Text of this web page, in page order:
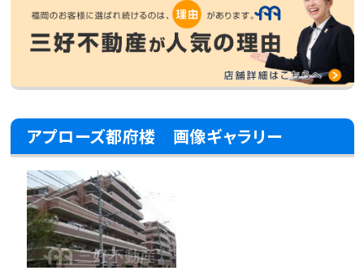
アプローズ都府楼 画像ギャラリー